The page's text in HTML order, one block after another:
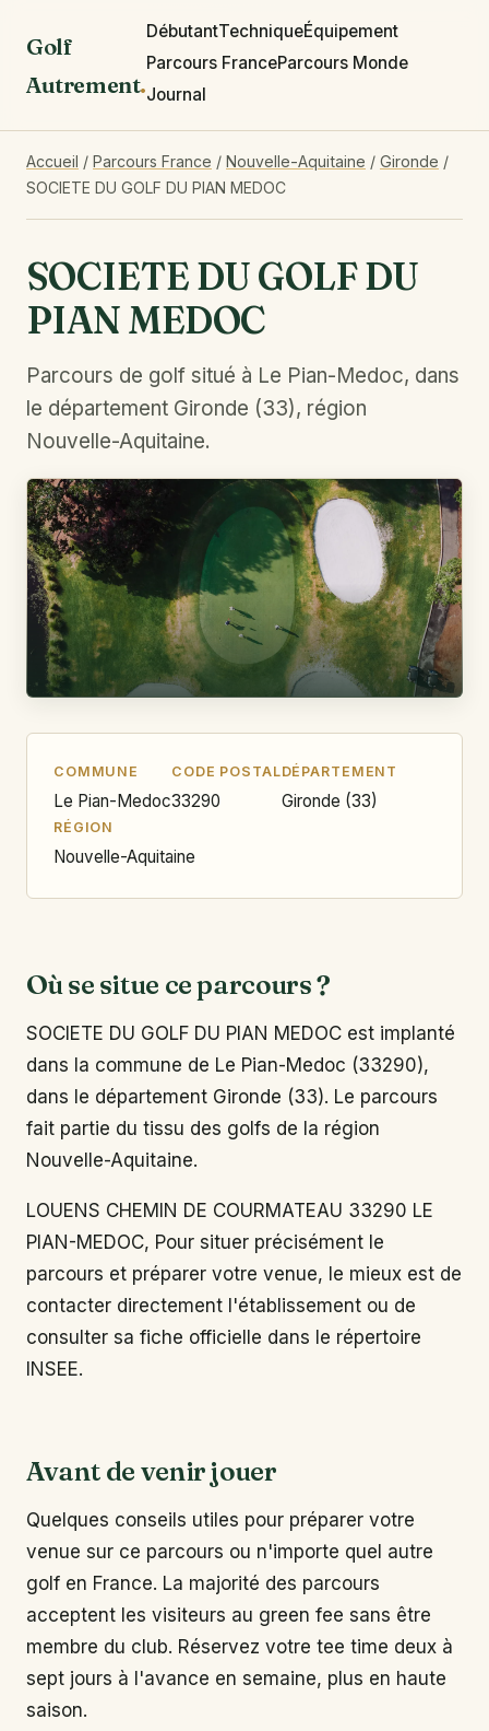
Golf
Autrement.
DébutantTechniqueÉquipement
Parcours FranceParcours Monde
Journal
Accueil / Parcours France / Nouvelle-Aquitaine / Gironde /
SOCIETE DU GOLF DU PIAN MEDOC
SOCIETE DU GOLF DU
PIAN MEDOC
Parcours de golf situé à Le Pian-Medoc, dans
le département Gironde (33), région
Nouvelle-Aquitaine.
COMMUNE
Le Pian-Medoc
CODE POSTAL
33290
DÉPARTEMENT
Gironde (33)
RÉGION
Nouvelle-Aquitaine
Où se situe ce parcours ?
SOCIETE DU GOLF DU PIAN MEDOC est implanté
dans la commune de Le Pian-Medoc (33290),
dans le département Gironde (33). Le parcours
fait partie du tissu des golfs de la région
Nouvelle-Aquitaine.
LOUENS CHEMIN DE COURMATEAU 33290 LE
PIAN-MEDOC, Pour situer précisément le
parcours et préparer votre venue, le mieux est de
contacter directement l'établissement ou de
consulter sa fiche officielle dans le répertoire
INSEE.
Avant de venir jouer
Quelques conseils utiles pour préparer votre
venue sur ce parcours ou n'importe quel autre
golf en France. La majorité des parcours
acceptent les visiteurs au green fee sans être
membre du club. Réservez votre tee time deux à
sept jours à l'avance en semaine, plus en haute
saison.